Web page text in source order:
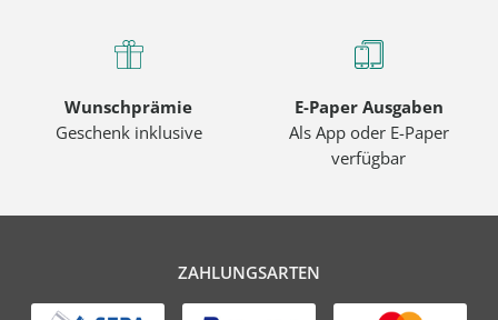
Wunschprämie
Geschenk inklusive
E-Paper Ausgaben
Als App oder E-Paper
verfügbar
ZAHLUNGSARTEN